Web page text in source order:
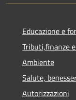
Educazione e
Tributi,finanze
Ambiente
Salute,
Autorizzazioni